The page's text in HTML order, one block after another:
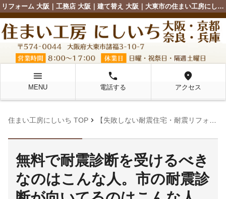
リフォーム 大阪｜工務店 大阪｜建て替え 大阪｜大東市の住まい工房にしいち
menu
MENU
local_phone
電話する
location_on
アクセス
住まい工房にしいち TOP chevron_right 【失敗しない耐震住宅・耐震リフォーム成功への近道・満足するためのコツ】
無料で耐震診断を受けるべき
なのはこんな人。市の耐震診